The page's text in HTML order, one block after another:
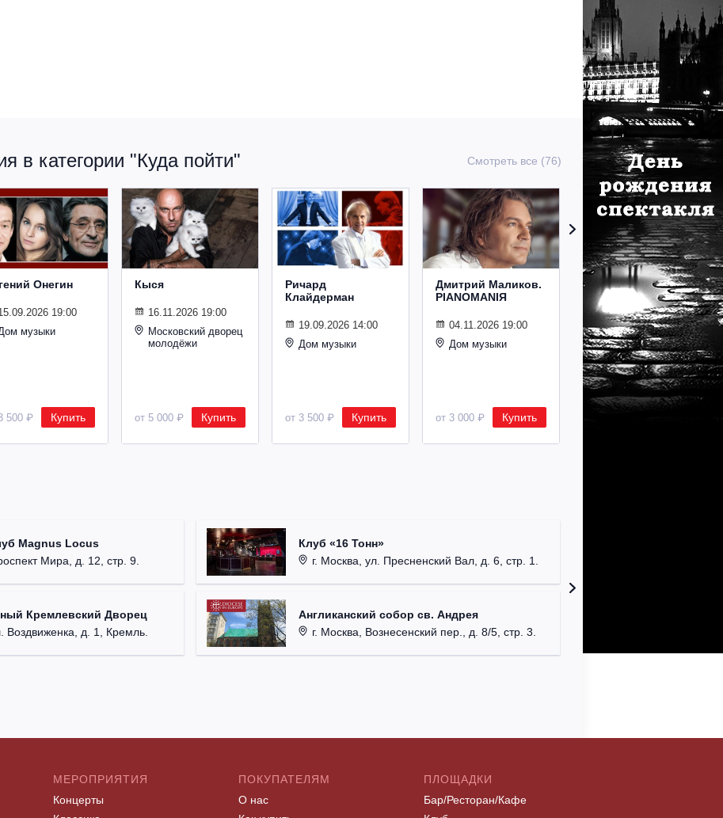
в категории "Куда пойти" Смотреть все (76)
Онегин
19:00
музыки
500 ₽ Купить
Кыся
16.11.2026 19:00
Московский дворец
молодёжи
от 5 000 ₽ Купить
Ричард
Клайдерман
19.09.2026 14:00
Дом музыки
от 3 500 ₽ Купить
Дмитрий Маликов.
PIANOMANIЯ
04.11.2026 19:00
Дом музыки
от 3 000 ₽ Купить
Рождественский
концерт
Владимира
Спивакова
24.12.2026 19:00
Дом музыки
Magnus Locus
Мира, д. 12, стр. 9.
Кремлевский Дворец
Воздвиженка, д. 1, Кремль.
Клуб «16 Тонн»
г. Москва, ул. Пресненский Вал, д. 6, стр. 1.
Англиканский собор св. Андрея
г. Москва, Вознесенский пер., д. 8/5, стр. 3.
МЕРОПРИЯТИЯ
Концерты
ПОКУПАТЕЛЯМ
О нас
ПЛОЩАДКИ
Бар/Ресторан/Кафе